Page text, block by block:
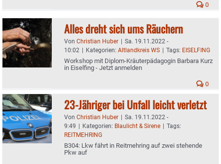
0
Alles dreht sich ums Räuchern
Von Christian Huber | Sa. 19.11.2022 -
10:02 | Kategorien: Altlandkreis WS | Tags: EISELFING
Workshop mit Diplom-Kräuterpädagogin Barbara Kurz
in Eiselfing - Jetzt anmelden
0
23-Jähriger bei Unfall leicht verletzt
Von Christian Huber | Sa. 19.11.2022 -
9:49 | Kategorien: Blaulicht & Sirene | Tags:
REITMEHRING
B304: Lkw fährt in Reitmehring auf zwei stehende
Pkw auf